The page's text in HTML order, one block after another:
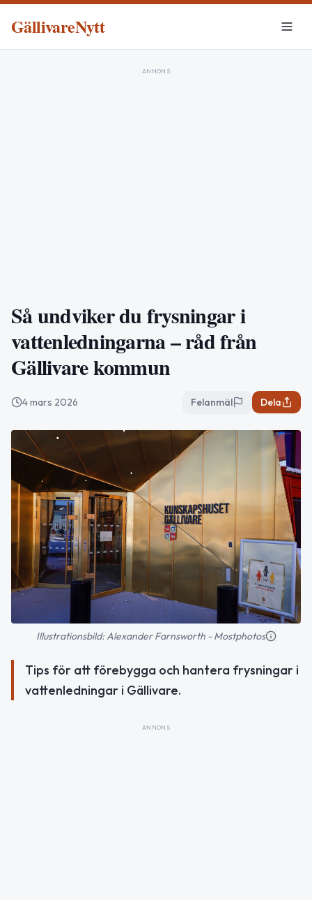
GällivareNytt
ANNONS
Så undviker du frysningar i
vattenledningarna – råd från
Gällivare kommun
4 mars 2026 Felanmäl Dela
Illustrationsbild: Alexander Farnsworth - Mostphotos
Tips för att förebygga och hantera frysningar i
vattenledningar i Gällivare.
ANNONS